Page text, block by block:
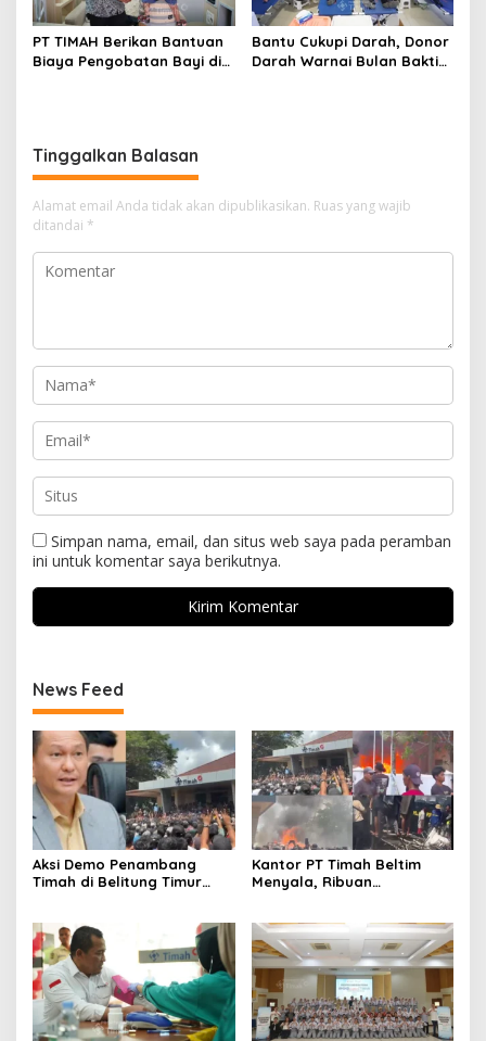
PT TIMAH Berikan Bantuan
Biaya Pengobatan Bayi di
Bantu Cukupi Darah, Donor
Darah Warnai Bulan Bakti
Tinggalkan Balasan
Alamat email Anda tidak akan dipublikasikan. Ruas yang wajib
ditandai *
Simpan nama, email, dan situs web saya pada peramban
ini untuk komentar saya berikutnya.
News Feed
Aksi Demo Penambang
Timah di Belitung Timur
Dorong Perpres Segera
Diterbitkan
Kantor PT Timah Beltim
Menyala, Ribuan
Mata